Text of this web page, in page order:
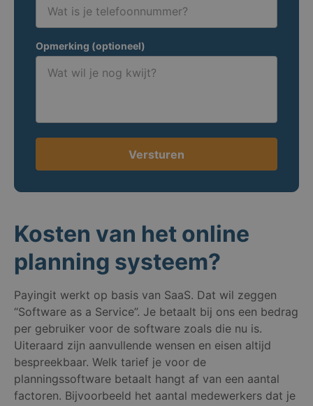
Opmerking (optioneel)
Versturen
Kosten van het online
planning systeem?
Payingit werkt op basis van SaaS. Dat wil zeggen
“Software as a Service”. Je betaalt bij ons een bedrag
per gebruiker voor de software zoals die nu is.
Uiteraard zijn aanvullende wensen en eisen altijd
bespreekbaar. Welk tarief je voor de
planningssoftware betaalt hangt af van een aantal
factoren. Bijvoorbeeld het aantal medewerkers dat je